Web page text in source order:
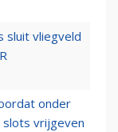
sluit vliegveld
onder
slots vrijgeven